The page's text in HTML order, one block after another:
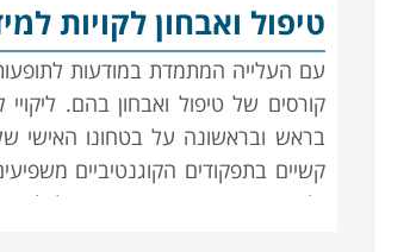
טיפול ואבחון לקויות
עם העלייה המתמדת במודעות
קורסים של טיפול ואבחון בהם.
בראש ובראשונה על בטחונו האישי
קשיים בתפקודים הקוגנטיביים
ילדים הם עם אכזר, המתאכזר לכל